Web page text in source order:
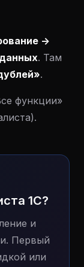
->
. Там
.
функции»
1С?
и
Первый
или